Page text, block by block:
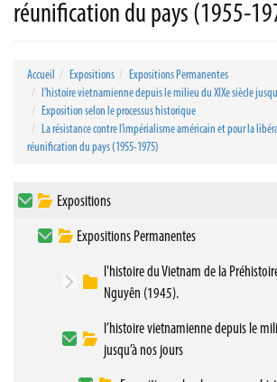
réunification du pays (1955-
Accueil Expositions
Expositions Permanentes
l’histoire vietnamienne depuis le milieu du XIXe siècle
Exposition selon le processus historique
La résistance contre l’impérialisme américain et pour la
réunification du pays (1955-1975)
Expositions
Expositions Permanentes
l'histoire du Vietnam de la
Nguyên (1945).
l’histoire vietnamienne depuis le
jusqu’à nos jours